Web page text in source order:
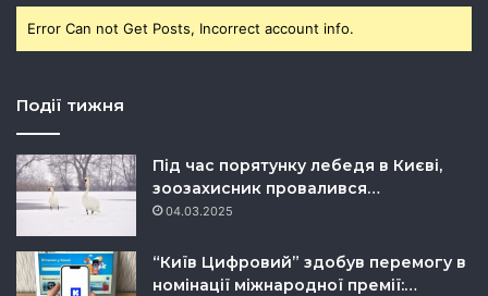
Error Can not Get Posts, Incorrect account info.
Події тижня
Під час порятунку лебедя в Києві,
зоозахисник провалився…
04.03.2025
“Київ Цифровий” здобув перемогу в
номінації міжнародної премії:…